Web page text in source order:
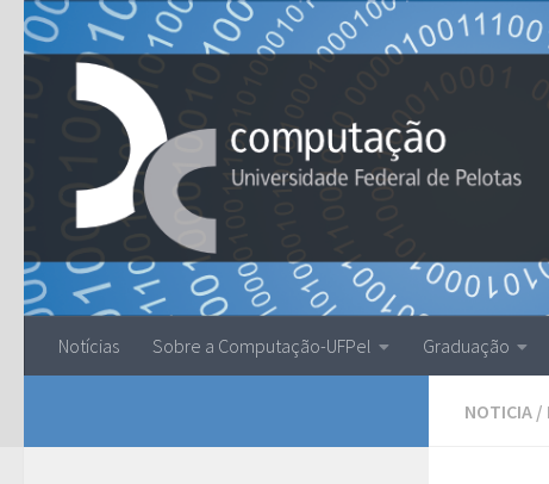
Skip to content
Notícias Sobre a Computação-UFPel Graduação
NOTICIA /